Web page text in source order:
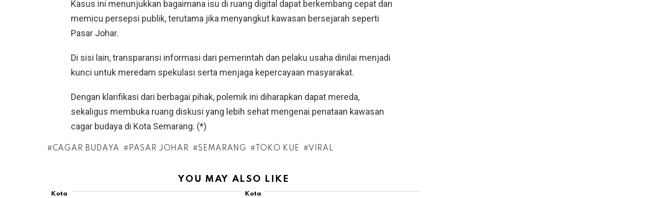
Kasus ini menunjukkan bagaimana isu di ruang digital dapat berkembang cepat dan
memicu persepsi publik, terutama jika menyangkut kawasan bersejarah seperti
Pasar Johar.
Di sisi lain, transparansi informasi dari pemerintah dan pelaku usaha dinilai menjadi
kunci untuk meredam spekulasi serta menjaga kepercayaan masyarakat.
Dengan klarifikasi dari berbagai pihak, polemik ini diharapkan dapat mereda,
sekaligus membuka ruang diskusi yang lebih sehat mengenai penataan kawasan
cagar budaya di Kota Semarang. (*)
CAGAR BUDAYA PASAR JOHAR SEMARANG TOKO KUE VIRAL
YOU MAY ALSO LIKE
Kota Kota